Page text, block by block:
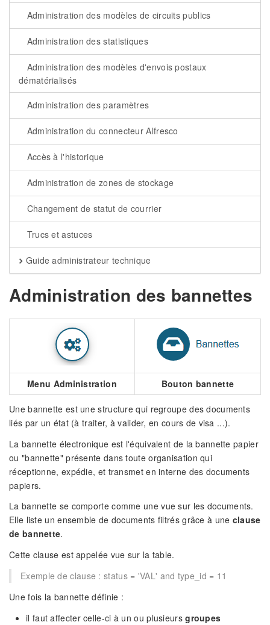
Administration des modèles de circuits publics
Administration des statistiques
Administration des modèles d'envois postaux
dématérialisés
Administration des paramètres
Administration du connecteur Alfresco
Accès à l'historique
Administration de zones de stockage
Changement de statut de courrier
Trucs et astuces
Guide administrateur technique
Administration des bannettes
Menu Administration Bouton bannette
Une bannette est une structure qui regroupe des documents
liés par un état (à traiter, à valider, en cours de visa ...).
La bannette électronique est l'équivalent de la bannette papier
ou "bannette" présente dans toute organisation qui
réceptionne, expédie, et transmet en interne des documents
papiers.
La bannette se comporte comme une vue sur les documents.
Elle liste un ensemble de documents filtrés grâce à une clause
de bannette.
Cette clause est appelée vue sur la table.
Exemple de clause : status = 'VAL' and type_id = 11
Une fois la bannette définie :
il faut affecter celle-ci à un ou plusieursgroupes